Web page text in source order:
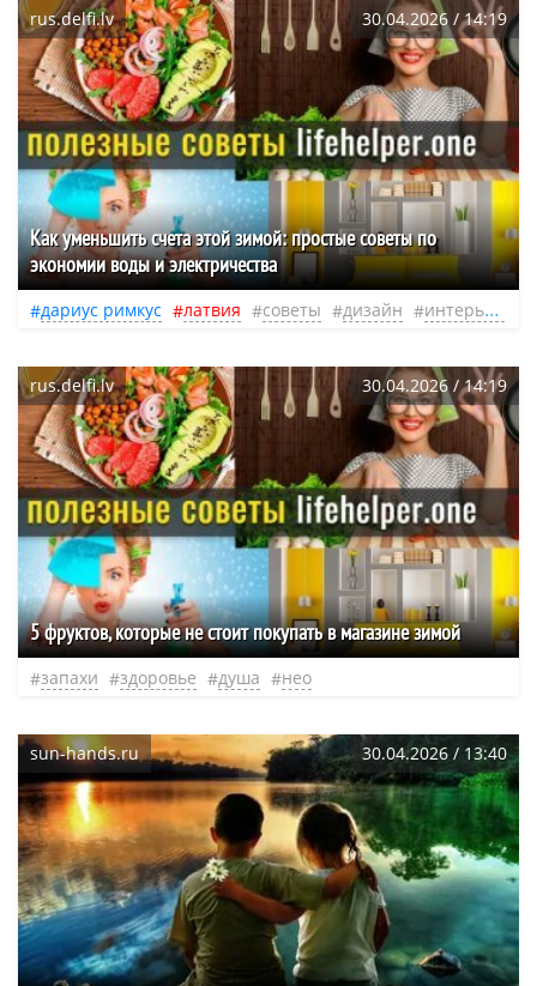
rus.delfi.lv 30.04.2026 / 14:19
Как уменьшить счета этой зимой: простые советы по
экономии воды и электричества
дариус римкус латвия советы дизайн интерьер
rus.delfi.lv 30.04.2026 / 14:19
5 фруктов, которые не стоит покупать в магазине зимой
запахи здоровье душа нео
sun-hands.ru 30.04.2026 / 13:40